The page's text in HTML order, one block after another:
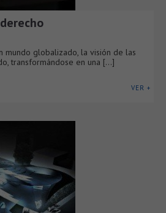
mundo globalizado, la visión de las
transformándose en una [...]
VER +